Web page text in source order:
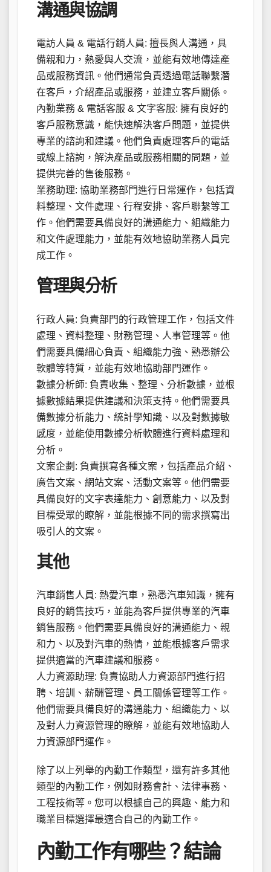
溝通與協調
電訪人員 & 電話行銷人員: 擅長與人溝通，具
備親和力，熱愛與人交流，並能有效地傳達產
品或服務資訊。他們通常負責透過電話聯繫潛
在客戶，介紹產品或服務，並建立客戶關係。
內勤業務 & 電話客服 & 文字客服: 擁有良好的
客戶服務意識，能快速解決客戶問題，並提供
專業的諮詢和建議。他們負責處理客戶的電話
或線上諮詢，解決產品或服務相關的問題，並
提供完善的售後服務。
業務助理: 協助業務部門進行日常運作，包括資
料整理、文件處理、行程安排、客戶聯繫等工
作。他們需要具備良好的溝通能力、組織能力
和文件處理能力，並能有效地協助業務人員完
成工作。
管理與分析
行政人員: 負責部門的行政管理工作，包括文件
處理、資料整理、財務管理、人事管理等。他
們需要具備細心負責、組織能力強、熟悉辦公
軟體等特質，並能有效地協助部門運作。
數據分析師: 負責收集、整理、分析數據，並根
據數據結果提供建議和決策支持。他們需要具
備數據分析能力、統計學知識、以及對數據敏
感度，並能使用數據分析軟體進行資料處理和
分析。
文案企劃: 負責撰寫各種文案，包括產品介紹、
廣告文案、網站文案、活動文案等。他們需要
具備良好的文字表達能力、創意能力、以及對
目標受眾的瞭解，並能根據不同的需求撰寫出
吸引人的文案。
其他
汽車銷售人員: 熱愛汽車，熟悉汽車知識，擁有
良好的銷售技巧，並能為客戶提供專業的汽車
銷售服務。他們需要具備良好的溝通能力、親
和力、以及對汽車的熱情，並能根據客戶需求
提供適當的汽車建議和服務。
人力資源助理: 負責協助人力資源部門進行招
聘、培訓、薪酬管理、員工關係管理等工作。
他們需要具備良好的溝通能力、組織能力、以
及對人力資源管理的瞭解，並能有效地協助人
力資源部門運作。
除了以上列舉的內勤工作類型，還有許多其他
類型的內勤工作，例如財務會計、法律事務、
工程技術等。您可以根據自己的興趣、能力和
職業目標選擇最適合自己的內勤工作。
內勤工作有哪些？結論